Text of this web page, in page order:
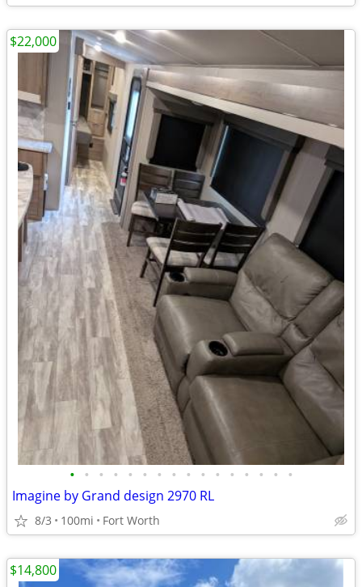
• • • • • • • • • • • • • • • •
Imagine by Grand design 2970 RL
8/3 100mi Fort Worth
$22,000
$14,800